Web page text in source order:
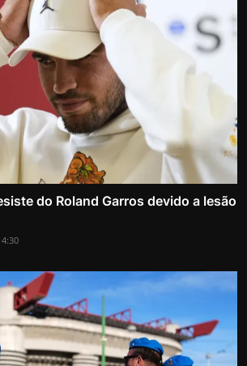
do Roland Garros devido a lesão